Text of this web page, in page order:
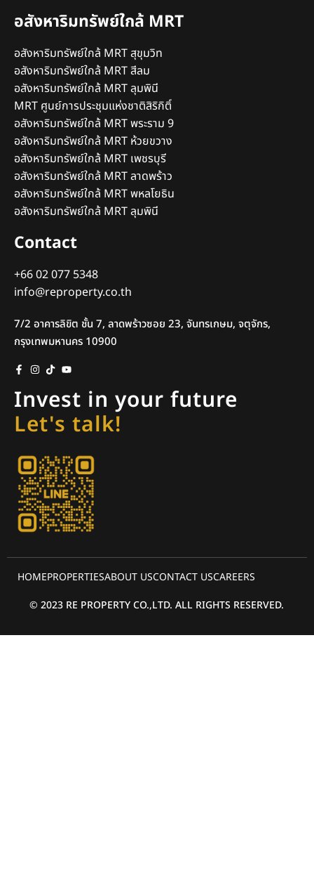
อสังหาริมทรัพย์ใกล้ MRT
อสังหาริมทรัพย์ใกล้ MRT สุขุมวิท
อสังหาริมทรัพย์ใกล้ MRT สีลม
อสังหาริมทรัพย์ใกล้ MRT ลุมพินี
MRT ศูนย์การประชุมแห่งชาติสิริกิติ์
อสังหาริมทรัพย์ใกล้ MRT พระราม 9
อสังหาริมทรัพย์ใกล้ MRT ห้วยขวาง
อสังหาริมทรัพย์ใกล้ MRT เพชรบุรี
อสังหาริมทรัพย์ใกล้ MRT ลาดพร้าว
อสังหาริมทรัพย์ใกล้ MRT พหลโยธิน
อสังหาริมทรัพย์ใกล้ MRT ลุมพินี
Contact
+66 02 077 5348
info@reproperty.co.th
7/2 อาคารลิขิต ชั้น 7, ลาดพร้าวซอย 23, จันทรเกษม, จตุจักร,
กรุงเทพมหานคร 10900
Invest in your future
Let's talk!
HOMEPROPERTIESABOUT USCONTACT USCAREERS
© 2023 RE PROPERTY CO.,LTD. ALL RIGHTS RESERVED.